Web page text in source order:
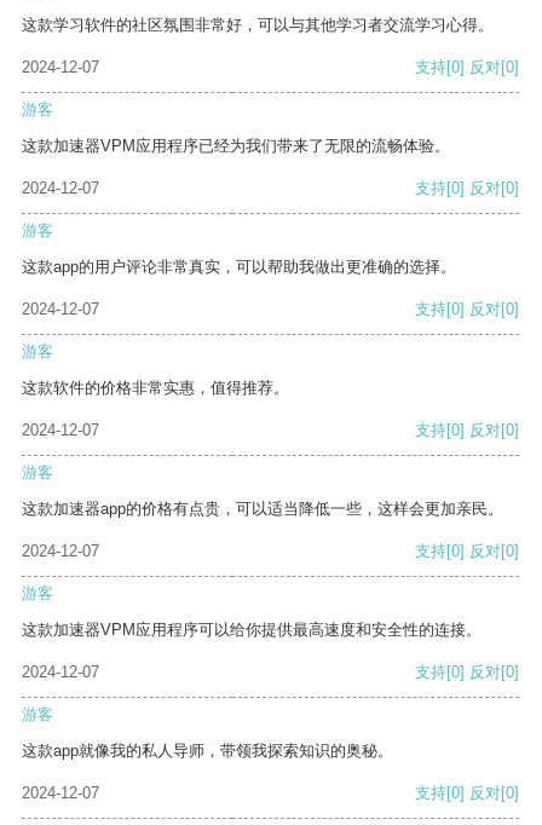
这款学习软件的社区氛围非常好，可以与其他学习者交流学习心得。
2024-12-07 支持[0] 反对[0]
游客
这款加速器VPM应用程序已经为我们带来了无限的流畅体验。
2024-12-07 支持[0] 反对[0]
游客
这款app的用户评论非常真实，可以帮助我做出更准确的选择。
2024-12-07 支持[0] 反对[0]
游客
这款软件的价格非常实惠，值得推荐。
2024-12-07 支持[0] 反对[0]
游客
这款加速器app的价格有点贵，可以适当降低一些，这样会更加亲民。
2024-12-07 支持[0] 反对[0]
游客
这款加速器VPM应用程序可以给你提供最高速度和安全性的连接。
2024-12-07 支持[0] 反对[0]
游客
这款app就像我的私人导师，带领我探索知识的奥秘。
2024-12-07 支持[0] 反对[0]